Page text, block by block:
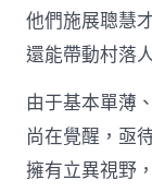
他們施展聰慧
還能帶動村落
由于基本單薄
尚在覺醒，亟
擁有立異視野